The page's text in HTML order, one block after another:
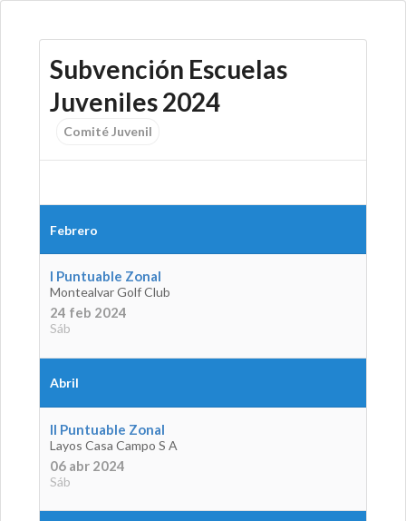
Subvención Escuelas
Juveniles 2024
Comité Juvenil
Febrero
I Puntuable Zonal
Montealvar Golf Club
24 feb 2024
Sáb
Abril
II Puntuable Zonal
Layos Casa Campo S A
06 abr 2024
Sáb